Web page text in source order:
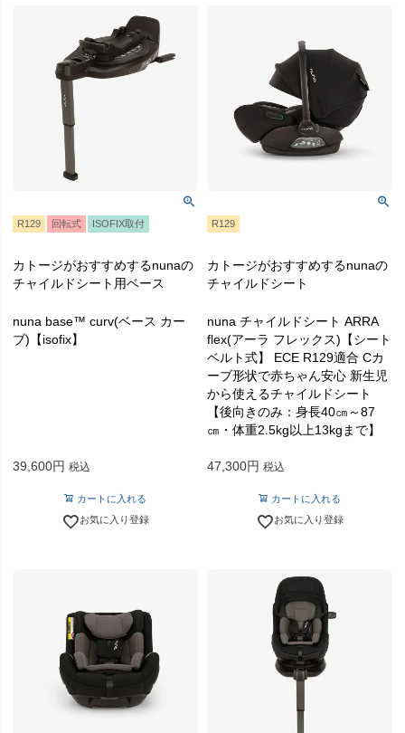
R129 回転式 ISOFIX取付
カトージがおすすめするnunaの
チャイルドシート用ベース
nuna base™ curv(ベース カー
ブ)【isofix】
39,600 税込
カートに入れる
お気に入り登録
R129
カトージがおすすめするnunaの
チャイルドシート
nuna チャイルドシート ARRA
flex(アーラ フレックス)【シート
ベルト式】 ECE R129適合 Cカ
ーブ形状で赤ちゃん安心 新生児
から使えるチャイルドシート
【後向きのみ：身長40㎝～87
㎝・体重2.5kg以上13kgまで】
47,300 税込
カートに入れる
お気に入り登録